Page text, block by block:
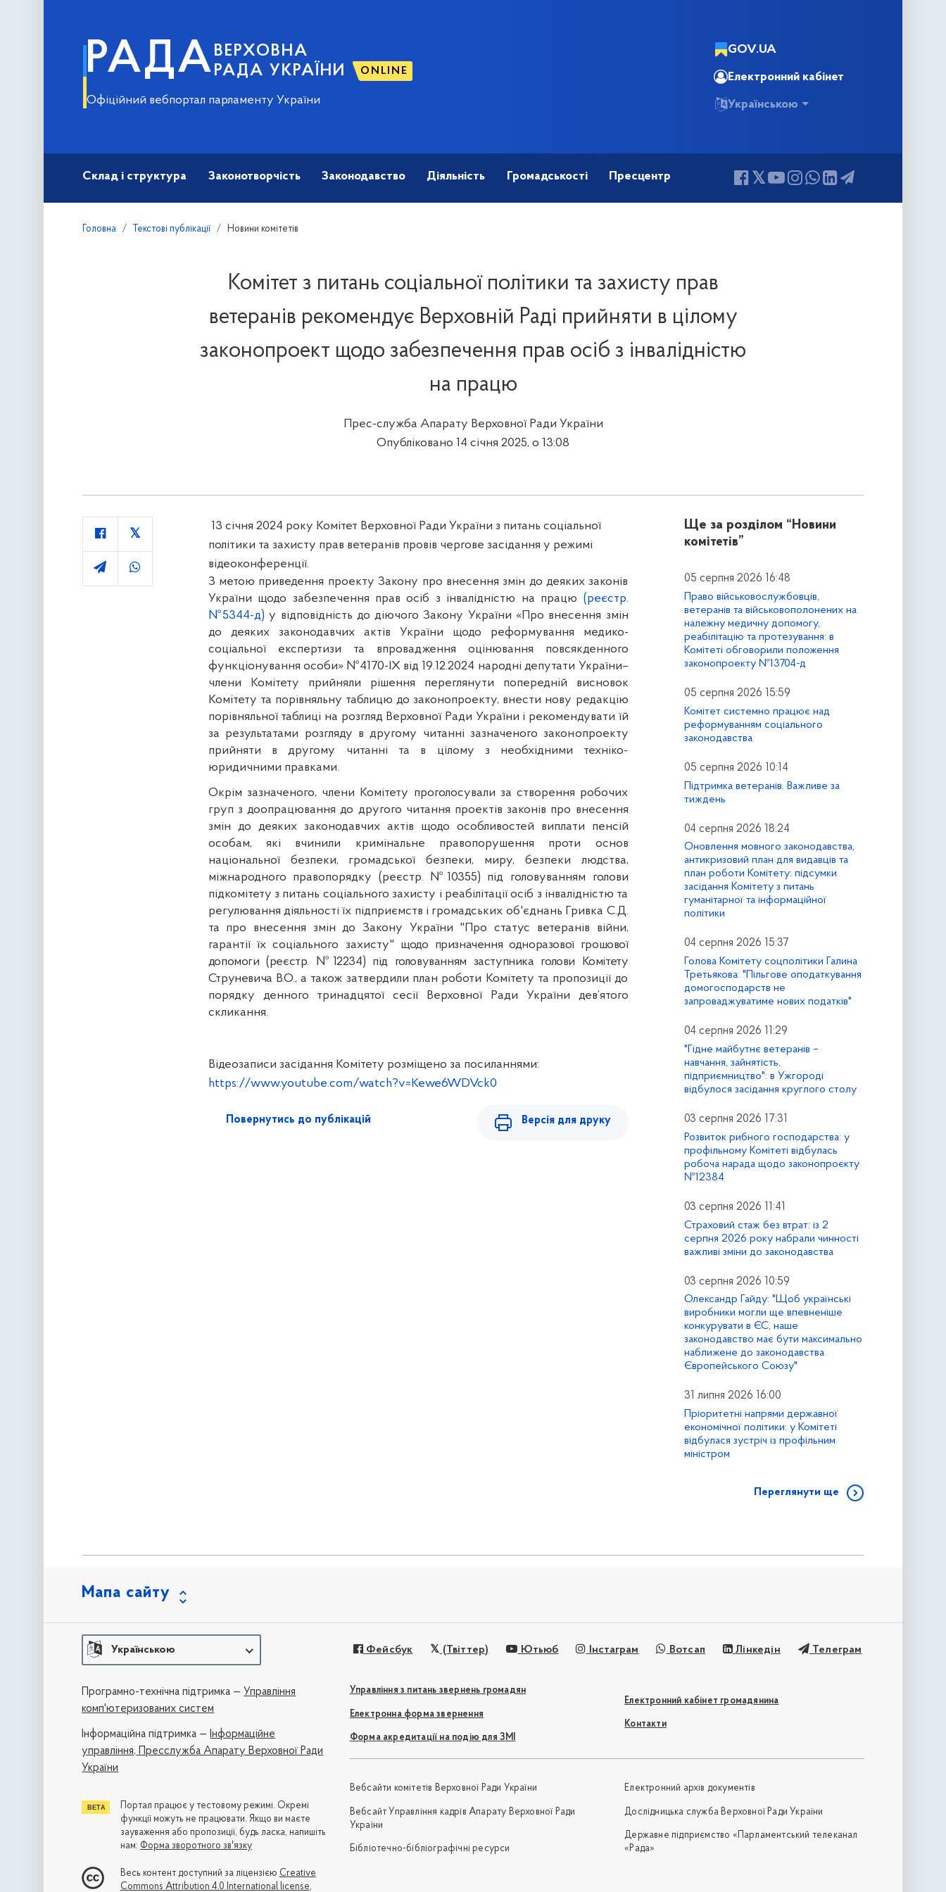
РАДА ВЕРХОВНА
РАДА УКРАЇНИ
ONLINE
Офіційний вебпортал парламенту України
GOV.UA
Електронний кабінет
Українською
Склад і структура Законотворчість Законодавство Діяльність Громадськості Пресцентр
Головна Текстові публікації Новини комітетів
Комітет з питань соціальної політики та захисту прав
ветеранів рекомендує Верховній Раді прийняти в цілому
законопроект щодо забезпечення прав осіб з інвалідністю
на працю
Прес-служба Апарату Верховної Ради України
Опубліковано 14 січня 2025, о 13:08
13 січня 2024 року Комітет Верховної Ради України з питань соціальної
політики та захисту прав ветеранів провів чергове засідання у режимі
відеоконференції.
З метою приведення проекту Закону про внесення змін до деяких законів
України щодо забезпечення прав осіб з інвалідністю на працю (реєстр.
№5344-д) у відповідність до діючого Закону України «Про внесення змін
до деяких законодавчих актів України щодо реформування медико-
соціальної експертизи та впровадження оцінювання повсякденного
функціонування особи» №4170-IX від 19.12.2024 народні депутати України–
члени Комітету прийняли рішення переглянути попередній висновок
Комітету та порівняльну таблицю до законопроекту, внести нову редакцію
порівняльної таблиці на розгляд Верховної Ради України і рекомендувати їй
за результатами розгляду в другому читанні зазначеного законопроекту
прийняти в другому читанні та в цілому з необхідними техніко-
юридичними правками.
Окрім зазначеного, члени Комітету проголосували за створення робочих
груп з доопрацювання до другого читання проектів законів про внесення
змін до деяких законодавчих актів щодо особливостей виплати пенсій
особам, які вчинили кримінальне правопорушення проти основ
національної безпеки, громадської безпеки, миру, безпеки людства,
міжнародного правопорядку (реєстр. №10355) під головуванням голови
підкомітету з питань соціального захисту і реабілітації осіб з інвалідністю та
регулювання діяльності їх підприємств і громадських об'єднань Гривка С.Д.
та про внесення змін до Закону України "Про статус ветеранів війни,
гарантії їх соціального захисту" щодо призначення одноразової грошової
допомоги (реєстр. №12234) під головуванням заступника голови Комітету
Струневича В.О., а також затвердили план роботи Комітету та пропозиції до
порядку денного тринадцятої сесії Верховної Ради України дев’ятого
скликання.
Відеозаписи засідання Комітету розміщено за посиланнями:
https://www.youtube.com/watch?v=Kewe6WDVck0
Повернутись до публікацій Версія для друку
Ще за розділом “Новини
комітетів”
05 серпня 2026 16:48
Право військовослужбовців,
ветеранів та військовополонених на
належну медичну допомогу,
реабілітацію та протезування: в
Комітеті обговорили положення
законопроекту №13704-д
05 серпня 2026 15:59
Комітет системно працює над
реформуванням соціального
законодавства
05 серпня 2026 10:14
Підтримка ветеранів. Важливе за
тиждень
04 серпня 2026 18:24
Оновлення мовного законодавства,
антикризовий план для видавців та
план роботи Комітету: підсумки
засідання Комітету з питань
гуманітарної та інформаційної
політики
04 серпня 2026 15:37
Голова Комітету соцполітики Галина
Третьякова: "Пільгове оподаткування
домогосподарств не
запроваджуватиме нових податків"
04 серпня 2026 11:29
"Гідне майбутнє ветеранів –
навчання, зайнятість,
підприємництво": в Ужгороді
відбулося засідання круглого столу
03 серпня 2026 17:31
Розвиток рибного господарства: у
профільному Комітеті відбулась
робоча нарада щодо законопроєкту
№12384
03 серпня 2026 11:41
Страховий стаж без втрат: із 2
серпня 2026 року набрали чинності
важливі зміни до законодавства
03 серпня 2026 10:59
Олександр Гайду: "Щоб українські
виробники могли ще впевненіше
конкурувати в ЄС, наше
законодавство має бути максимально
наближене до законодавства
Європейського Союзу"
31 липня 2026 16:00
Пріоритетні напрями державної
економічної політики: у Комітеті
відбулася зустріч із профільним
міністром
Переглянути ще
Мапа сайту
Українською Фейсбук (Твіттер) Ютьюб Інстаграм Вотсап Лінкедін Телеграм
Управління з питань звернень громадян
Електронна форма звернення
Форма акредитації на подію для ЗМІ
Електронний кабінет громадянина
Контакти
Вебсайти комітетів Верховної Ради України
Вебсайт Управління кадрів Апарату Верховної Ради
України
Бібліотечно-бібліографічні ресурси
Електронний архів документів
Дослідницька служба Верховної Ради України
Державне підприємство «Парламентський телеканал
«Рада»
Програмно-технічна підтримка — Управління
комп'ютеризованих систем
Iнформаційна підтримка —Інформаційне
управління, Пресслужба Апарату Верховної Ради
України
Портал працює у тестовому режимі. Окремі
функції можуть не працювати. Якщо ви маєте
зауваження або пропозиції, будь ласка, напишіть
нам: Форма зворотного зв'язку
Весь контент доступний за ліцензією Creative
Commons Attribution 4.0 International license,